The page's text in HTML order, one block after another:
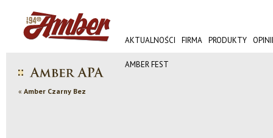
AKTUALNOŚCI FIRMA PRODUKTY
AMBER FEST
« Amber Czarny Bez